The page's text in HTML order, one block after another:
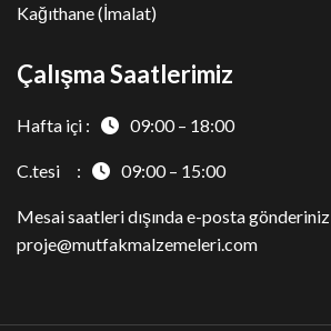
Kağıthane (İmalat)
Çalışma Saatlerimiz
Hafta içi : 09:00 – 18:00
C.tesi : 09:00 – 15:00
Mesai saatleri dışında e-posta gönderiniz
proje@mutfakmalzemeleri.com